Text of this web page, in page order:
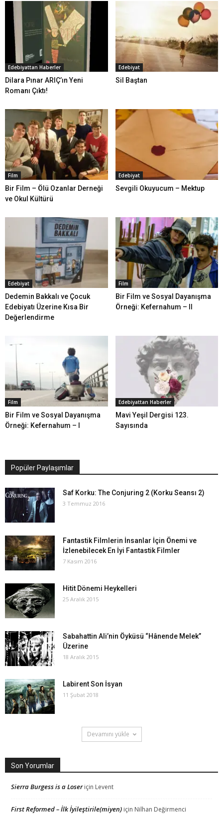
Edebiyattan Haberler
Dilara Pınar ARIÇ’ın Yeni
Romanı Çıktı!
Edebiyat
Sil Baştan
Film
Bir Film – Ölü Ozanlar Derneği
ve Okul Kültürü
Edebiyat
Sevgili Okuyucum – Mektup
Edebiyat
Dedemin Bakkalı ve Çocuk
Edebiyatı Üzerine Kısa Bir
Değerlendirme
Film
Bir Film ve Sosyal Dayanışma
Örneği: Kefernahum – II
Film
Bir Film ve Sosyal Dayanışma
Örneği: Kefernahum – I
Edebiyattan Haberler
Mavi Yeşil Dergisi 123.
Sayısında
Popüler Paylaşımlar
Saf Korku: The Conjuring 2 (Korku Seansı 2)
3 Temmuz 2016
Fantastik Filmlerin İnsanlar İçin Önemi ve
İzlenebilecek En İyi Fantastik Filmler
7 Kasım 2016
Hitit Dönemi Heykelleri
25 Aralık 2015
Sabahattin Ali’nin Öyküsü “Hânende Melek”
Üzerine
18 Aralık 2015
Labirent Son İsyan
11 Şubat 2018
Devamını yükle
Son Yorumlar
Sierra Burgess is a Loseriçin Levent
First Reformed – İlk İyileştirile(miyen) için Nilhan Değirmenci